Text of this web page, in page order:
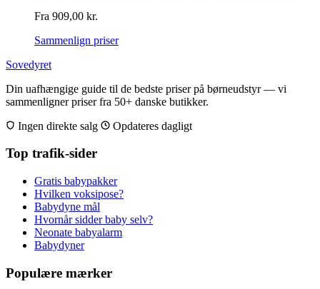
Fra 909,00 kr.
Sammenlign priser
Sovedyret
Din uafhængige guide til de bedste priser på børneudstyr — vi
sammenligner priser fra 50+ danske butikker.
Ingen direkte salg
Opdateres dagligt
Top trafik-sider
Gratis babypakker
Hvilken voksipose?
Babydyne mål
Hvornår sidder baby selv?
Neonate babyalarm
Babydyner
Populære mærker